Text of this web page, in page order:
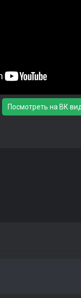
Посмотреть на ВК